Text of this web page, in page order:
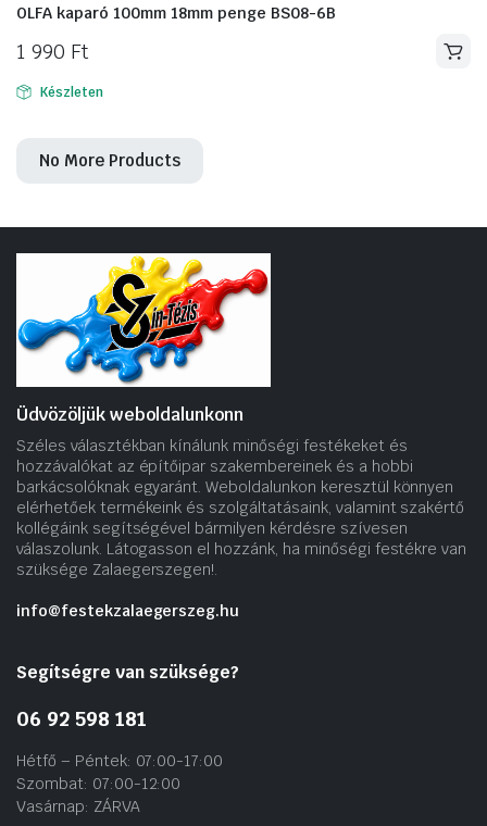
OLFA kaparó 100mm 18mm penge BS08-6B
1 990 Ft
Készleten
No More Products
Üdvözöljük weboldalunkonn
Széles választékban kínálunk minőségi festékeket és
hozzávalókat az építőipar szakembereinek és a hobbi
barkácsolóknak egyaránt. Weboldalunkon keresztül könnyen
elérhetőek termékeink és szolgáltatásaink, valamint szakértő
kollégáink segítségével bármilyen kérdésre szívesen
válaszolunk. Látogasson el hozzánk, ha minőségi festékre van
szüksége Zalaegerszegen!.
info@festekzalaegerszeg.hu
Segítségre van szüksége?
06 92 598 181
Hétfő – Péntek: 07:00-17:00
Szombat: 07:00-12:00
Vasárnap: ZÁRVA